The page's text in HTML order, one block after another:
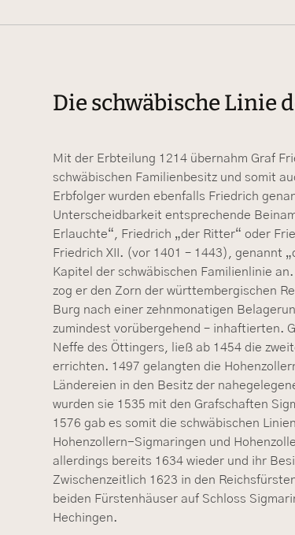
Die schwäbische Linie
Mit der Erbteilung 1214 übernahm Graf
schwäbischen Familienbesitz und somit
Erbfolger wurden ebenfalls Friedrich
Unterscheidbarkeit entsprechende
Erlauchte“, Friedrich „der Ritter“ oder
Friedrich XII. (vor 1401 – 1443), genannt
Kapitel der schwäbischen Familienlinie
zog er den Zorn der württembergischen
Burg nach einer zehnmonatigen
zumindest vorübergehend – inhaftierten.
Neffe des Öttingers, ließ ab 1454 die
errichten. 1497 gelangten die
Ländereien in den Besitz der
wurden sie 1535 mit den Grafschaften
1576 gab es somit die schwäbischen
Hohenzollern-Sigmaringen und
allerdings bereits 1634 wieder und ihr
Zwischenzeitlich 1623 in den
beiden Fürstenhäuser auf Schloss
Hechingen.